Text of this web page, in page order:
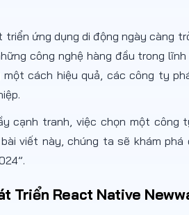
triển ứng dụng di động ngày càng
công nghệ hàng đầu trong
cách hiệu quả, các công ty
cạnh tranh, việc chọn một
viết này, chúng ta sẽ khám
Triển React Native